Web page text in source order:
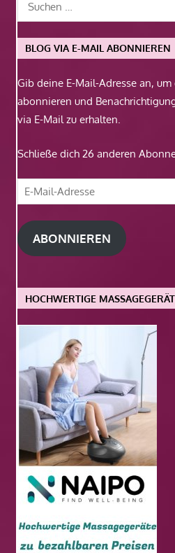
BLOG VIA E-MAIL ABONNIEREN
Gib deine E-Mail-Adresse an,
abonnieren und
via E-Mail zu erhalten.
Schließe dich 26 anderen
E-
Mail-
Adresse
ABONNIEREN
HOCHWERTIGE